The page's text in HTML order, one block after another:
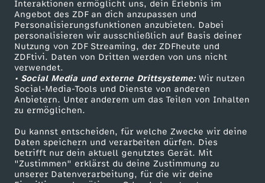
Interaktionen ermöglicht uns, dein Erlebnis im
Angebot des ZDF an dich anzupassen und
Personalisierungsfunktionen anzubieten. Dabei
personalisieren wir ausschließlich auf Basis deiner
Nutzung von ZDF Streaming, der ZDFheute und
ZDFtivi. Daten von Dritten werden von uns nicht
verwendet.
• Social Media und externe Drittsysteme:Wir nutzen
Social-Media-Tools und Dienste von anderen
Anbietern. Unter anderem um das Teilen von Inhalten
zu ermöglichen.
Du kannst entscheiden, für welche Zwecke wir deine
Daten speichern und verarbeiten dürfen. Dies
betrifft nur dein aktuell genutztes Gerät. Mit
"Zustimmen" erklärst du deine Zustimmung zu
unserer Datenverarbeitung, für die wir deine
TV-Programm
ZDF Unternehmen
Karriere
ZDF goes Schule
Werbefernsehen
Mainzelmännchen